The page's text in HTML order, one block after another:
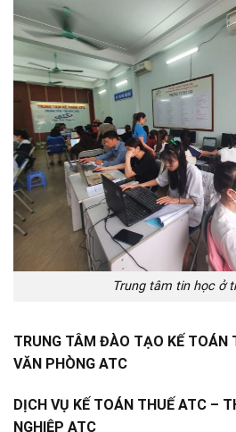
Trung tâm tin học ở
TRUNG TÂM ĐÀO TẠO KẾ TOÁN
VĂN PHÒNG ATC
DỊCH VỤ KẾ TOÁN THUẾ ATC –
NGHIỆP ATC